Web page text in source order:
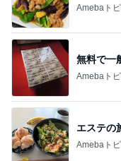
Amebaト
無料で一
Amebaト
エステの
Amebaト